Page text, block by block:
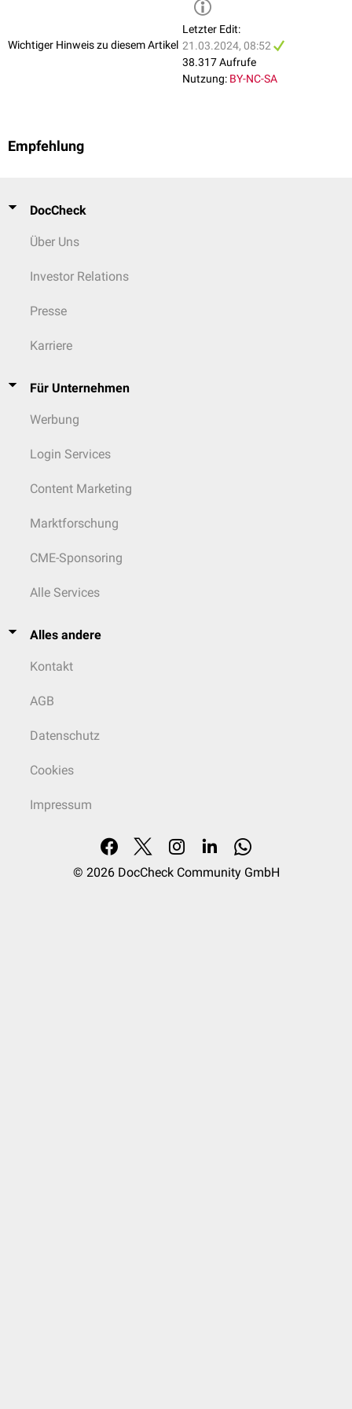
86–99: unterer Durchschnitt
Rechenfertigkeit
Räumliches Vorstellungsvermögen
Wichtiger Hinweis zu diesem Artikel
Letzter Edit:
21.03.2024, 08:52
38.317 Aufrufe
Nutzung: BY-NC-SA
Empfehlung
DocCheck
Über Uns
Investor Relations
Presse
Karriere
Für Unternehmen
Werbung
Login Services
Content Marketing
Marktforschung
CME-Sponsoring
Alle Services
Alles andere
Kontakt
AGB
Datenschutz
Cookies
Impressum
© 2026 DocCheck Community GmbH